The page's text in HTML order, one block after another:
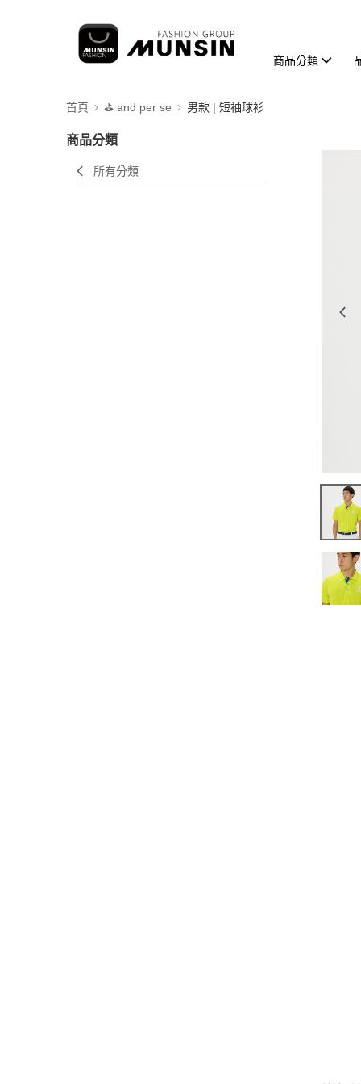
商品分類
首頁 ⛳️ and per se 男款 | 短袖球衫
商品分類
所有分類